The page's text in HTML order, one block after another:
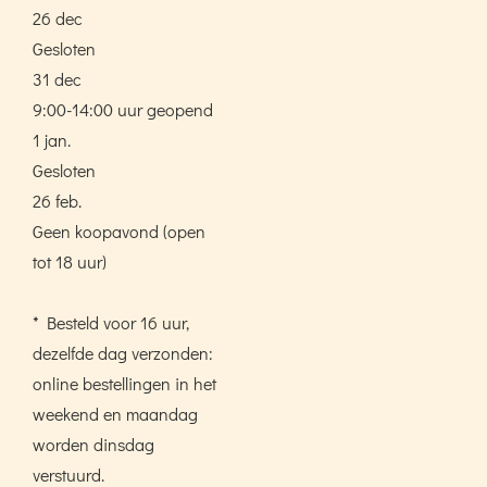
26 dec
Gesloten
31 dec
9:00-14:00 uur geopend
1 jan.
Gesloten
26 feb.
Geen koopavond (open
tot 18 uur)
* Besteld voor 16 uur,
dezelfde dag verzonden:
online bestellingen in het
weekend en maandag
worden dinsdag
verstuurd.